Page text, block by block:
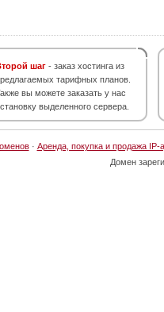
шаг - заказ хостинга из
тарифных планов.
вы можете заказать у нас
выделенного сервера.
· Аренда, покупка и продажа IP-
Домен